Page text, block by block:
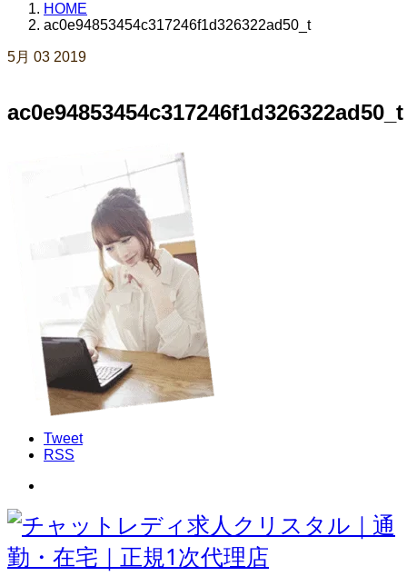
HOME
ac0e94853454c317246f1d326322ad50_t
5月 03 2019
ac0e94853454c317246f1d326322ad50_t
Tweet
RSS